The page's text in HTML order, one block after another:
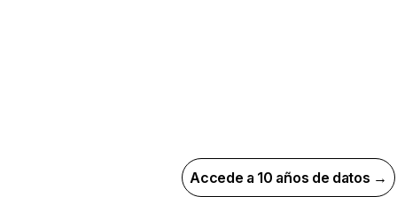
Accede a 10 años de datos →